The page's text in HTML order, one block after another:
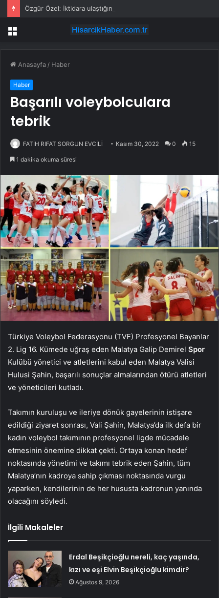
Menü
Anasayfa / Haber
Haber
Başarılı voleybolculara
tebrik
FATİH RIFAT SORGUN EVCİLİ Kasım 30, 2022 0 15
1 dakika okuma süresi
Türkiye Voleybol Federasyonu (TVF) Profesyonel Bayanlar
2. Lig 16. Kümede uğraş eden Malatya Galip Demirel Spor
Kulübü yönetici ve atletlerini kabul eden Malatya Valisi
Hulusi Şahin, başarılı sonuçlar almalarından ötürü atletleri
ve yöneticileri kutladı.
Takımın kuruluşu ve ileriye dönük gayelerinin istişare
edildiği ziyaret sonrası, Vali Şahin, Malatya’da ilk defa bir
kadın voleybol takımının profesyonel ligde mücadele
etmesinin önemine dikkat çekti. Ortaya konan hedef
noktasında yönetimi ve takımı tebrik eden Şahin, tüm
Malatya’nın kadroya sahip çıkması noktasında vurgu
yaparken, kendilerinin de her hususta kadronun yanında
olacağını söyledi.
İlgili Makaleler
Erdal Beşikçioğlu nereli, kaç yaşında,
kızı ve eşi Elvin Beşikçioğlu kimdir?
Ağustos 9, 2026